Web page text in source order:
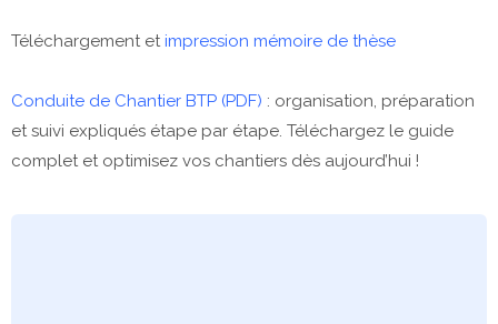
Téléchargement etimpression mémoire de thèse
Conduite de Chantier BTP (PDF) : organisation, préparation
et suivi expliqués étape par étape. Téléchargez le guide
complet et optimisez vos chantiers dès aujourd’hui !